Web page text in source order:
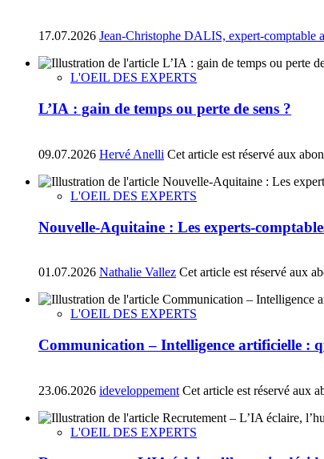
17.07.2026 Jean-Christophe DALIS, expert-comptable
L'OEIL DES EXPERTS
L’IA : gain de temps ou perte de sens ?
09.07.2026 Hervé Anelli Cet article est réservé aux
L'OEIL DES EXPERTS
Nouvelle-Aquitaine : Les experts-
01.07.2026 Nathalie Vallez Cet article est réservé aux
L'OEIL DES EXPERTS
Communication – Intelligence artificielle :
23.06.2026 ideveloppement Cet article est réservé aux
L'OEIL DES EXPERTS